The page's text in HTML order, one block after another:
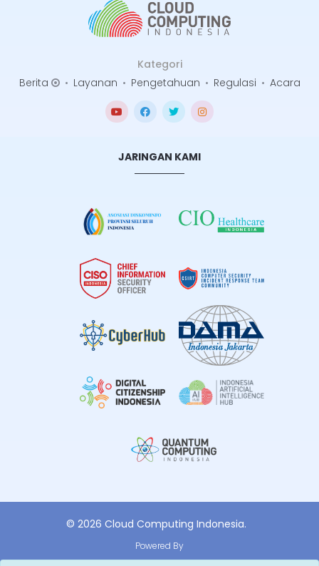
Kategori
Berita
• Layanan • Pengetahuan • Regulasi • Acara
JARINGAN KAMI
© 2026 Cloud Computing Indonesia.
Powered By